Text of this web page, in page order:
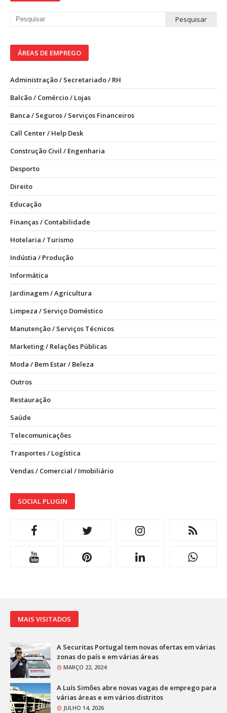
ÁREAS DE EMPREGO
Administração / Secretariado / RH
Balcão / Comércio / Lojas
Banca / Seguros / Serviços Financeiros
Call Center / Help Desk
Construção Civil / Engenharia
Desporto
Direito
Educação
Finanças / Contabilidade
Hotelaria / Turismo
Indústia / Produção
Informática
Jardinagem / Agricultura
Limpeza / Serviço Doméstico
Manutenção / Serviços Técnicos
Marketing / Relações Públicas
Moda / Bem Estar / Beleza
Outros
Restauração
Saúde
Telecomunicações
Trasportes / Logística
Vendas / Comercial / Imobiliário
SOCIAL PLUGIN
MAIS VISITADOS
A Securitas Portugal tem novas ofertas em várias
zonas do país e em várias áreas
MARÇO 22, 2024
A Luís Simões abre novas vagas de emprego para
várias áreas e em vários distritos
JULHO 14, 2026